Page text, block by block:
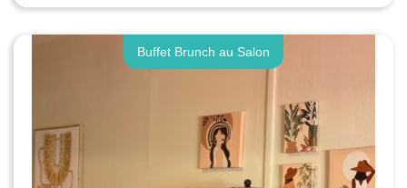
Buffet Brunch au Salon